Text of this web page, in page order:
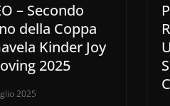
– Secondo
della Coppa
Kinder Joy
2025
2025